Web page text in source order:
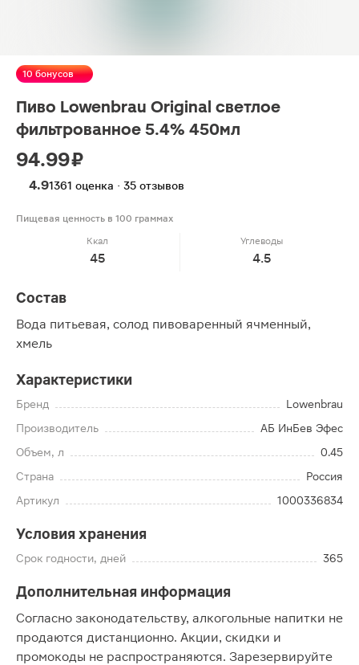
10 бонусов
Пиво Lowenbrau Original светлое
фильтрованное 5.4% 450мл
94.99 ₽
4.91361 оценка · 35 отзывов
Пищевая ценность в 100 граммах
Ккал
45
Углеводы
4.5
Состав
Вода питьевая, солод пивоваренный ячменный,
хмель
Характеристики
Бренд
Lowenbrau
Производитель
АБ ИнБев Эфес
Объем, л
0.45
Страна
Россия
Артикул
1000336834
Условия хранения
Срок годности, дней 365
Дополнительная информация
Согласно законодательству, алкогольные напитки не
продаются дистанционно. Акции, скидки и
промокоды не распространяются. Зарезервируйте